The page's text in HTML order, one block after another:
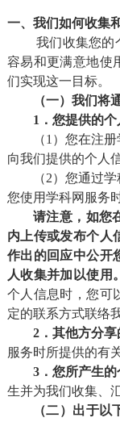
一、我们如何收集
我们收集您的
容易和更满意地使
们实现这一目标。
（一）我们将
1．您提供的个
（1）您在注
向我们提供的个人
（2）您通过
您使用学科网服务
请注意，如您
内上传或发布个人
作出的回应中公开
人收集并加以使用。
个人信息时，您可
定的联系方式联络
2．其他方分享
服务时所提供的有
3．您所产生的
生并为我们收集、
（二） 出于以